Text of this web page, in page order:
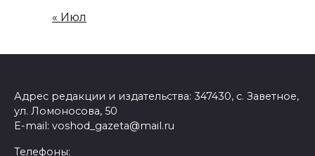
« Июл
Адрес редакции и издательства: 347430, с. Заветное,
ул. Ломоносова, 50
E-mail: voshod_gazeta@mail.ru
Телефоны: